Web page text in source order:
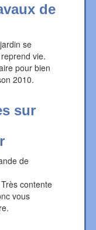
de
se
vie.
pour bien
2010.
sur
de
contente
vous